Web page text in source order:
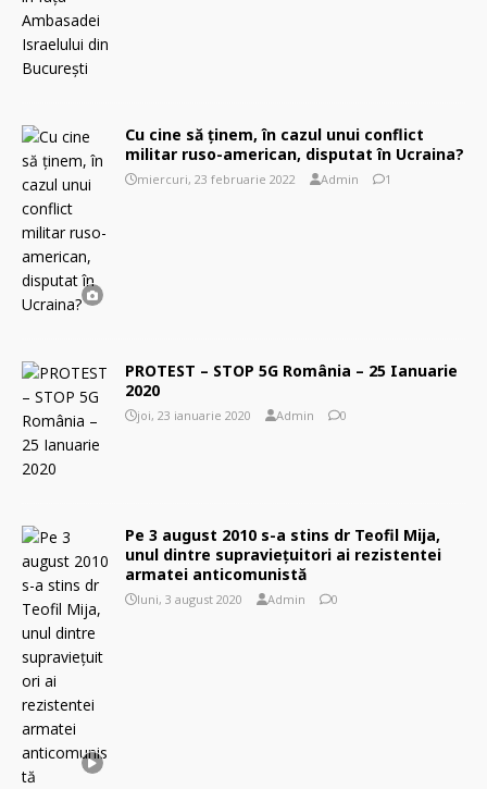
Cu cine să ţinem, în cazul unui conflict
militar ruso-american, disputat în Ucraina?
miercuri, 23 februarie 2022 Admin 1
PROTEST – STOP 5G România – 25 Ianuarie
2020
joi, 23 ianuarie 2020 Admin 0
Pe 3 august 2010 s-a stins dr Teofil Mija,
unul dintre supraviețuitori ai rezistentei
armatei anticomunistă
luni, 3 august 2020 Admin 0